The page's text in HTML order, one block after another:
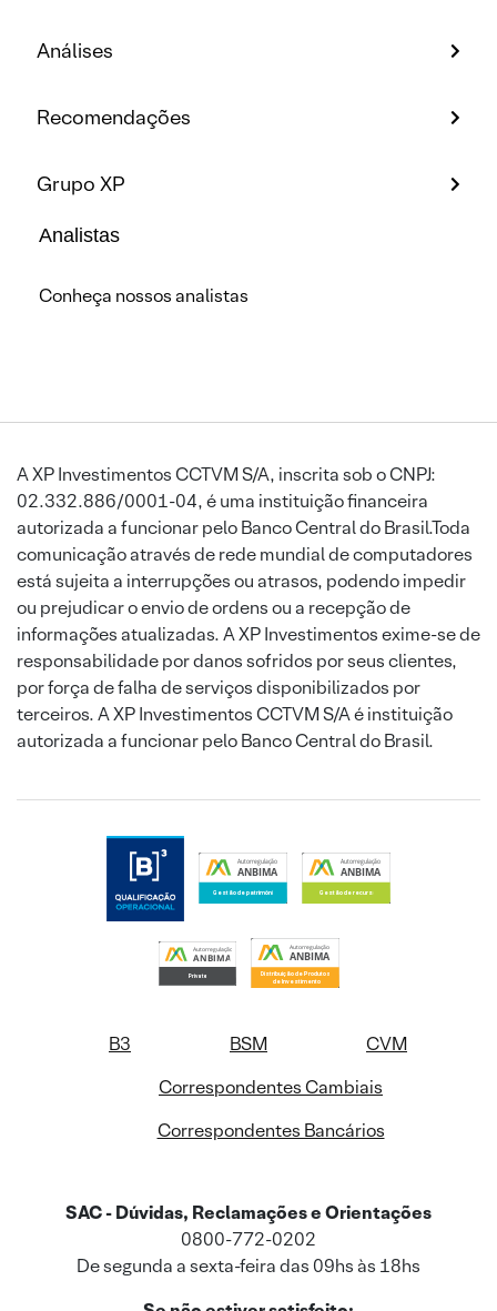
Análises
Recomendações
Grupo XP
Analistas
Conheça nossos analistas
A XP Investimentos CCTVM S/A, inscrita sob o CNPJ:
02.332.886/0001-04, é uma instituição financeira
autorizada a funcionar pelo Banco Central do Brasil.Toda
comunicação através de rede mundial de computadores
está sujeita a interrupções ou atrasos, podendo impedir
ou prejudicar o envio de ordens ou a recepção de
informações atualizadas. A XP Investimentos exime-se de
responsabilidade por danos sofridos por seus clientes,
por força de falha de serviços disponibilizados por
terceiros. A XP Investimentos CCTVM S/A é instituição
autorizada a funcionar pelo Banco Central do Brasil.
B3 BSM
CVM
Correspondentes Cambiais
Correspondentes Bancários
SAC - Dúvidas, Reclamações e Orientações
0800-772-0202
De segunda a sexta-feira das 09hs às 18hs